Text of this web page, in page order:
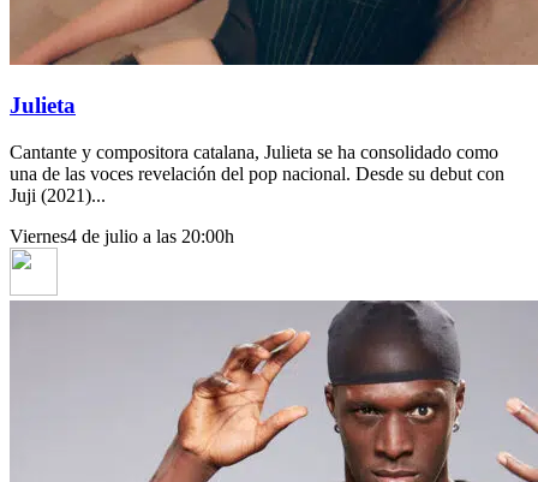
Julieta
Cantante y compositora catalana, Julieta se ha consolidado como
una de las voces revelación del pop nacional. Desde su debut con
Juji (2021)...
Viernes4 de julio a las 20:00h